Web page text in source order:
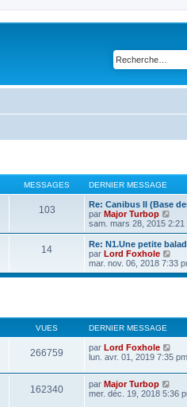
MESSAGES DERNIER MESSAGE
103
Re: Canibus II (Base
par Major Turbop
o
i
r
e
e
e
m
s
a
e
sam. mars 28, 2015 2:21
14
Re: N1.Une petite
par Lord Foxhole
o
i
e
n
e
m
s
mar. nov. 06, 2018 7:33
VUES DERNIER MESSAGE
266759 par Lord Foxhole
lun. avr. 01, 2019 7:35 pm
162340 par Major Turbop
mer. déc. 19, 2018 5:36